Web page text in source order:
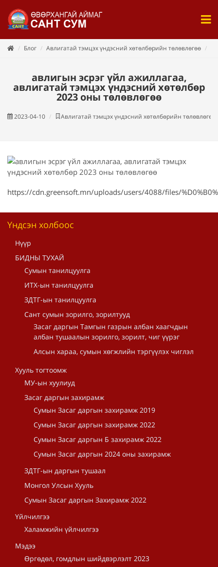
Блог Авлигатай тэмцэх үндэсний хөтөлбөрийн төлөвлөгөө
авлигын эсрэг үйл ажиллагаа,
авлигатай тэмцэх үндэсний хөтөлбөр
2023 оны төлөвлөгөө
2023-04-10 Авлигатай тэмцэх үндэсний хөтөлбөрийн төлөвлөгөө
https://cdn.greensoft.mn/uploads/users/4088/files/
Үндсэн холбоос
Нүүр
БИДНЫ ТУХАЙ
Сумын танилцуулга
ИТХ-ын танилцуулга
ЗДТГ-ын танилцуулга
Сант сумын зорилго, зорилтууд
Засаг даргын Тамгын газрын албан хаагчдын
албан тушаалын зорилго, зорилт, чиг үүрэг
Алсын хараа, сумын хөгжлийн тэргүүлэх чиглэл
Хууль тогтоомж
МУ-ын хуулиуд
Засаг даргын захирамж
Сумын Засаг даргын захирамж 2019
Сумын Засаг даргын захирамж 2022
Сумын Засаг даргын Б захирамж 2022
Сумын Засаг даргын 2024 оны захирамж
ЗДТГ-ын даргын тушаал
Монгол Улсын Хууль
Сумын Засаг даргын Захирамж 2022
Үйлчилгээ
Халамжийн үйлчилгээ
Мэдээ
Өргөдөл, гомдлын шийдвэрлэлт 2023